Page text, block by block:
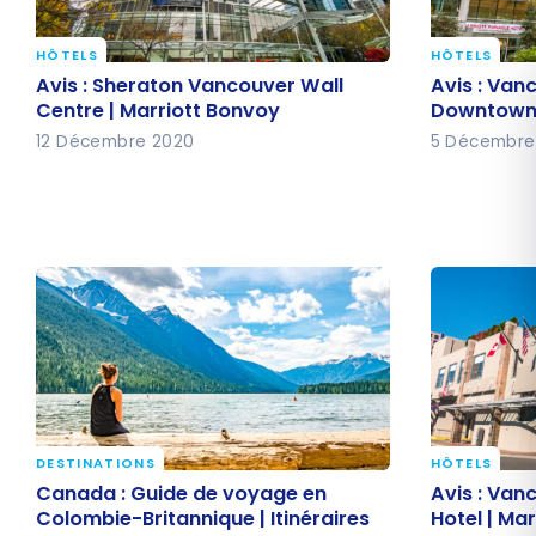
Avis : Sheraton Vancouver Wall
Centre | Marriott Bonvoy
HÔTELS
Avis : Sheraton Vancouver Wall
Centre | Marriott Bonvoy
12 Décembre 2020
Avis :
HÔTELS
Avis :
5 Décembre
Canada : Guide de voyage en
Colombie-Britannique | Itinéraires
DESTINATIONS
Canada : Guide de voyage en
Colombie-Britannique | Itinéraires
Avis :
Hotel |
HÔTELS
Avis :
Hotel |